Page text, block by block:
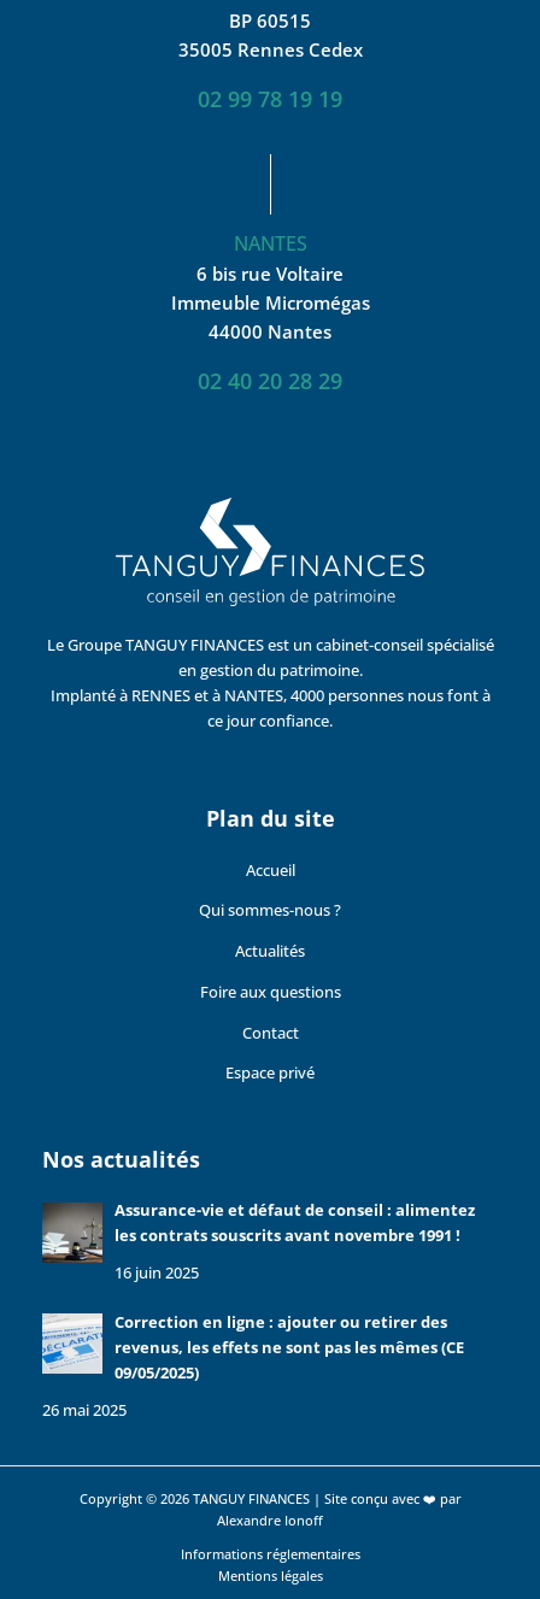
BP 60515
35005 Rennes Cedex
02 99 78 19 19
NANTES
6 bis rue Voltaire
Immeuble Micromégas
44000 Nantes
02 40 20 28 29
Le Groupe TANGUY FINANCES est un cabinet-conseil spécialisé
en gestion du patrimoine.
Implanté à RENNES et à NANTES, 4000 personnes nous font à
ce jour confiance.
Plan du site
Accueil
Qui sommes-nous ?
Actualités
Foire aux questions
Contact
Espace privé
Nos actualités
Assurance-vie et défaut de conseil : alimentez
les contrats souscrits avant novembre 1991 !
16 juin 2025
Correction en ligne : ajouter ou retirer des
revenus, les effets ne sont pas les mêmes (CE
09/05/2025)
26 mai 2025
Copyright © 2026 TANGUY FINANCES | Site conçu avec ❤️ par
Alexandre Ionoff
Informations réglementaires
Mentions légales